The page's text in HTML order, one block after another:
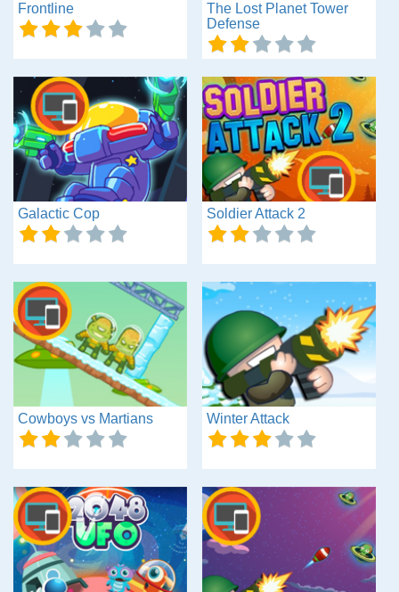
Frontline
The Lost Planet Tower
Defense
Galactic Cop Soldier Attack 2
Cowboys vs Martians Winter Attack